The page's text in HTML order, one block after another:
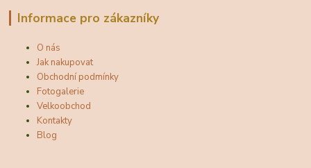
Informace pro zákazníky
O nás
Jak nakupovat
Obchodní podmínky
Fotogalerie
Velkoobchod
Kontakty
Blog